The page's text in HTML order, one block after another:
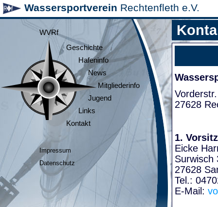
Wassersportverein Rechtenfleth e.V.
WVRf
Geschichte
Hafeninfo
News
Mitgliederinfo
Jugend
Links
Kontakt
Impressum
Datenschutz
27628
1.
Eicke
Surwisch
27628
Tel.:
E-Mail: